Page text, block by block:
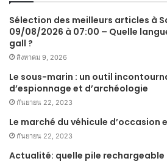
Sélection des meilleurs articles à
09/08/2026 à 07:00 – Quelle
gall ?
สิงหาคม 9, 2026
Le sous-marin : un outil
d’espionnage et d’archéologie
กันยายน 22, 2023
Le marché du véhicule d’occasion
กันยายน 22, 2023
Actualité: quelle pile